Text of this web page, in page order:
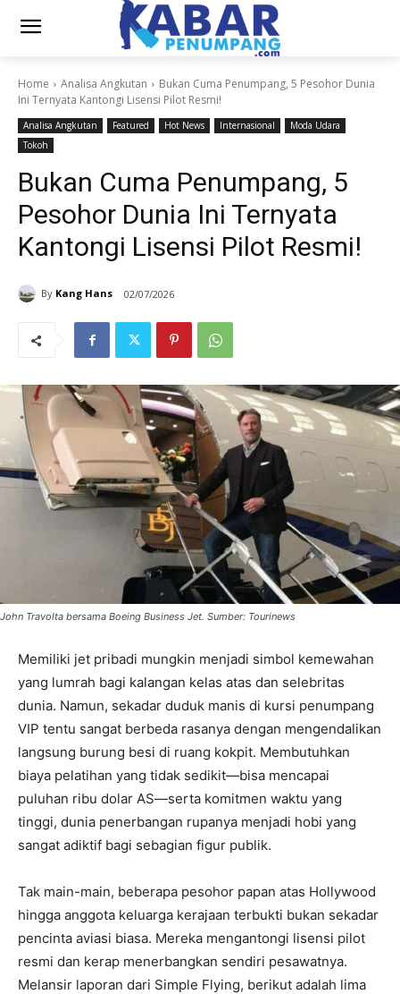
Home Analisa Angkutan
Bukan Cuma Penumpang, 5 Pesohor Dunia
Ini Ternyata Kantongi Lisensi Pilot Resmi!
Analisa Angkutan Featured Hot News Internasional
Moda Udara
Tokoh
Bukan Cuma Penumpang, 5
Pesohor Dunia Ini Ternyata
Kantongi Lisensi Pilot Resmi!
By Kang Hans 02/07/2026
John Travolta bersama Boeing Business Jet. Sumber: Tourinews
Memiliki jet pribadi mungkin menjadi simbol kemewahan
yang lumrah bagi kalangan kelas atas dan selebritas
dunia. Namun, sekadar duduk manis di kursi penumpang
VIP tentu sangat berbeda rasanya dengan mengendalikan
langsung burung besi di ruang kokpit. Membutuhkan
biaya pelatihan yang tidak sedikit—bisa mencapai
puluhan ribu dolar AS—serta komitmen waktu yang
tinggi, dunia penerbangan rupanya menjadi hobi yang
sangat adiktif bagi sebagian figur publik.
Tak main-main, beberapa pesohor papan atas Hollywood
hingga anggota keluarga kerajaan terbukti bukan sekadar
pencinta aviasi biasa. Mereka mengantongi lisensi pilot
resmi dan kerap menerbangkan sendiri pesawatnya.
Melansir laporan dari Simple Flying, berikut adalah lima